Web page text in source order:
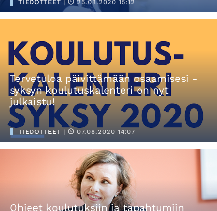
TIEDOTTEET 25.08.2020 15:12
Tervetuloa päivittämään osaamisesi -
syksyn koulutuskalenteri on nyt
julkaistu!
TIEDOTTEET | 07.08.2020 14:07
Ohjeet koulutuksiin ja tapahtumiin